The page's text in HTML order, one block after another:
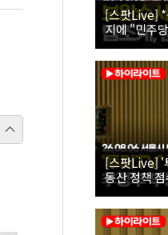
[스팟Live] *
지에 "민주
26.08.06 개
[스팟Live] '
동산 정책
대토론회